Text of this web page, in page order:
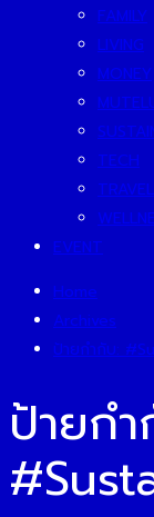
FAMILY
LIVING
MONEY
TECH
TRAVEL
EVENT
Home
Archives
ป้ายกำกับ:
ป้ายก